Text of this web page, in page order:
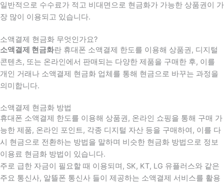
일반적으로 수수료가 적고 비대면으로 현금화가 가능한 상품권이 가
장 많이 이용되고 있습니다.
소액결제 현금화 무엇인가요?
소액결제 현금화란 휴대폰 소액결제 한도를 이용해 상품권, 디지털
콘텐츠, 또는 온라인에서 판매되는 다양한 제품을 구매한 후, 이를
개인 거래나 소액결제 현금화 업체를 통해 현금으로 바꾸는 과정을
의미합니다.
소액결제 현금화 방법
휴대폰 소액결제 한도를 이용해 상품권, 온라인 쇼핑을 통해 구매 가
능한 제품, 온라인 포인트, 각종 디지털 자산 등을 구매하여, 이를 다
시 현금으로 전환하는 방법을 말하며 비슷한 현금화 방법으로 정보
이용료 현금화 방법이 있습니다.
주로 급한 자금이 필요할 때 이용되며, SK, KT, LG 유플러스와 같은
주요 통신사, 알뜰폰 통신사 들이 제공하는 소액결제 서비스를 활용